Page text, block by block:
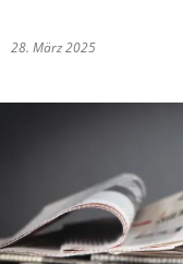
28. März 2025